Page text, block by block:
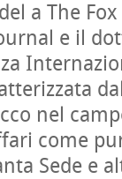
a The
e il
nel
come
Sede e